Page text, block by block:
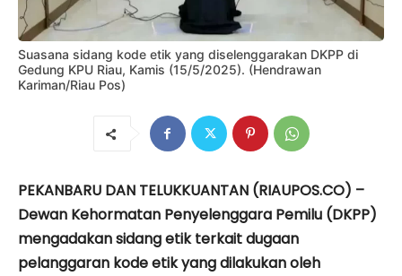
Suasana sidang kode etik yang diselenggarakan DKPP di
Gedung KPU Riau, Kamis (15/5/2025). (Hendrawan
Kariman/Riau Pos)
PEKANBARU DAN TELUKKUANTAN (RIAUPOS.CO) –
Dewan Kehormatan Penyelenggara Pemilu (DKPP)
mengadakan sidang etik terkait dugaan
pelanggaran kode etik yang dilakukan oleh